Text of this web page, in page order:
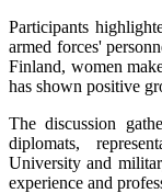
Participants
armed forces'
Finland, women
has shown positive
The discussion
diplomats,
University and
experience and